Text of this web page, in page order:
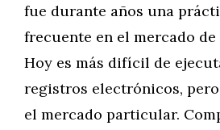
fue durante años una
frecuente en el mercado de
Hoy es más difícil de
registros electrónicos,
el mercado particular.